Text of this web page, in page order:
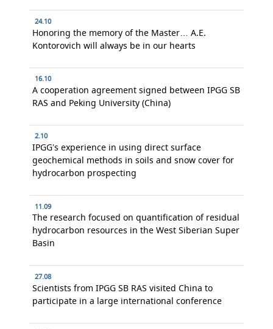
24.10
Honoring the memory of the Master… A.E.
Kontorovich will always be in our hearts
16.10
A cooperation agreement signed between IPGG SB
RAS and Peking University (China)
2.10
IPGG’s experience in using direct surface
geochemical methods in soils and snow cover for
hydrocarbon prospecting
11.09
The research focused on quantification of residual
hydrocarbon resources in the West Siberian Super
Basin
27.08
Scientists from IPGG SB RAS visited China to
participate in a large international conference